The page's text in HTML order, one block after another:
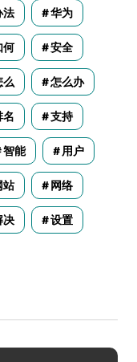
法 华为
何 安全
么 怎么办
名 支持
智能 用户
站 网络
决 设置